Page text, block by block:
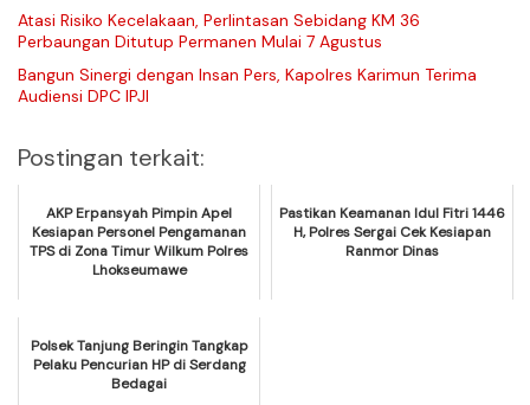
Atasi Risiko Kecelakaan, Perlintasan Sebidang KM 36
Perbaungan Ditutup Permanen Mulai 7 Agustus
Bangun Sinergi dengan Insan Pers, Kapolres Karimun Terima
Audiensi DPC IPJI
Postingan terkait:
AKP Erpansyah Pimpin Apel
Kesiapan Personel Pengamanan
TPS di Zona Timur Wilkum Polres
Lhokseumawe
Pastikan Keamanan Idul Fitri 1446
H, Polres Sergai Cek Kesiapan
Ranmor Dinas
Polsek Tanjung Beringin Tangkap
Pelaku Pencurian HP di Serdang
Bedagai